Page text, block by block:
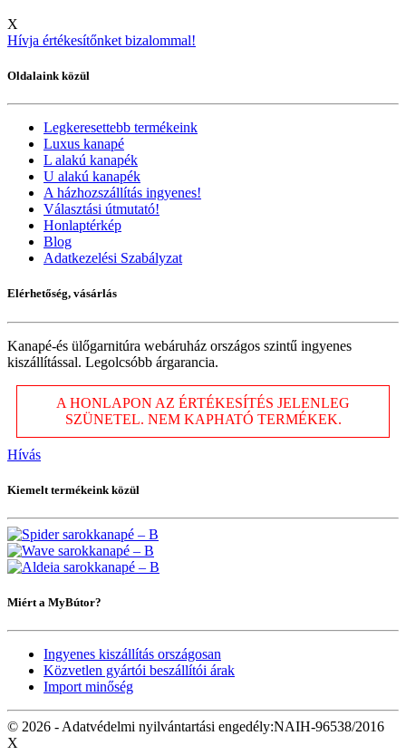
X
Hívja értékesítőnket bizalommal!
Oldalaink közül
Legkeresettebb termékeink
Luxus kanapé
L alakú kanapék
U alakú kanapék
A házhozszállítás ingyenes!
Választási útmutató!
Honlaptérkép
Blog
Adatkezelési Szabályzat
Elérhetőség, vásárlás
Kanapé-és ülőgarnitúra webáruház országos szintű ingyenes
kiszállítással. Legolcsóbb árgarancia.
A HONLAPON AZ ÉRTÉKESÍTÉS JELENLEG
SZÜNETEL. NEM KAPHATÓ TERMÉKEK.
Hívás
Kiemelt termékeink közül
Miért a MyBútor?
Ingyenes kiszállítás országosan
Közvetlen gyártói beszállítói árak
Import minőség
© 2026 - Adatvédelmi nyilvántartási engedély:NAIH-96538/2016
X